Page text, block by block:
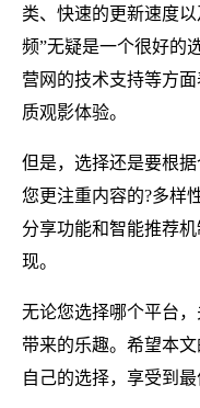
类、快速的更新速度
频”无疑是一个很好的
营网的技术支持等方
质观影体验。
但是，选择还是要根
您更注重内容的?多样
分享功能和智能推荐
现。
无论您选择哪个平台
带来的乐趣。希望本
自己的选择，享受到最